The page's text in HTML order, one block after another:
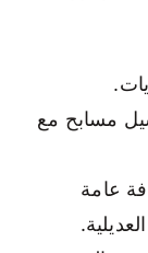
مسابح مع
عامة